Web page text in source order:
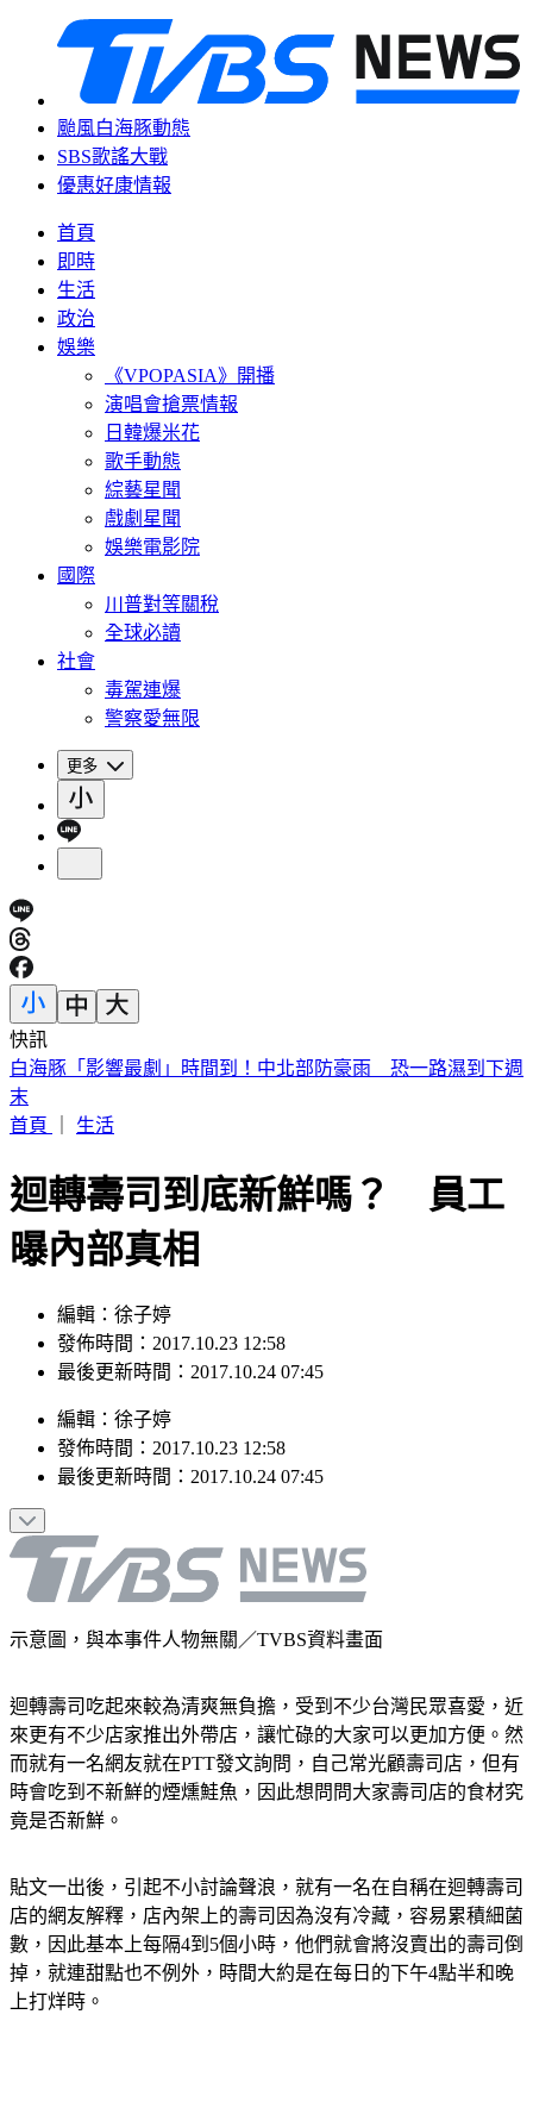
颱風白海豚動態
SBS歌謠大戰
優惠好康情報
首頁
即時
生活
政治
娛樂
《VPOPASIA》開播
演唱會搶票情報
日韓爆米花
歌手動態
綜藝星聞
戲劇星聞
娛樂電影院
國際
川普對等關稅
全球必讀
社會
毒駕連爆
警察愛無限
更多
快訊
白海豚「影響最劇」時間到！中北部防豪雨 恐一路濕到下週
末
首頁
生活
迴轉壽司到底新鮮嗎？ 員工
曝內部真相
編輯：徐子婷
發佈時間：2017.10.23 12:58
最後更新時間：2017.10.24 07:45
編輯 ： 徐子婷
發佈時間： 2017.10.23 12:58
最後更新時間： 2017.10.24 07:45
示意圖，與本事件人物無關／TVBS資料畫面
迴轉壽司吃起來較為清爽無負擔，受到不少台灣民眾喜愛，近
來更有不少店家推出外帶店，讓忙碌的大家可以更加方便。然
而就有一名網友就在PTT發文詢問，自己常光顧壽司店，但有
時會吃到不新鮮的煙燻鮭魚，因此想問問大家壽司店的食材究
竟是否新鮮。
貼文一出後，引起不小討論聲浪，就有一名在自稱在迴轉壽司
店的網友解釋，店內架上的壽司因為沒有冷藏，容易累積細菌
數，因此基本上每隔4到5個小時，他們就會將沒賣出的壽司倒
掉，就連甜點也不例外，時間大約是在每日的下午4點半和晚
上打烊時。